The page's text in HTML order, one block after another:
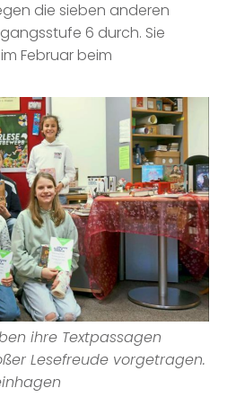
die sieben anderen
6 durch. Sie
Februar beim
ihre Textpassagen
Lesefreude vorgetragen.